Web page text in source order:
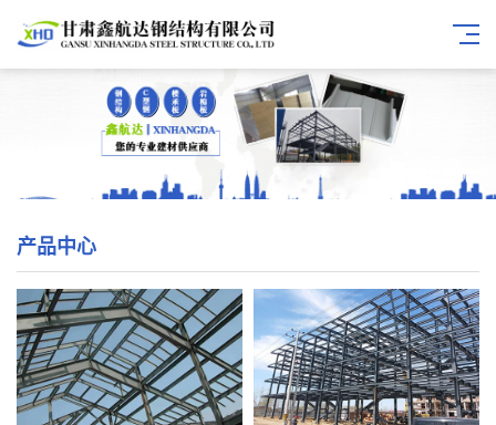
产品中心